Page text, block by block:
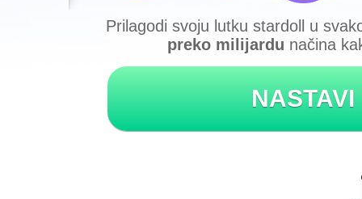
Prilagodi svoju lutku stardoll u
preko milijardu načina
NASTAVI